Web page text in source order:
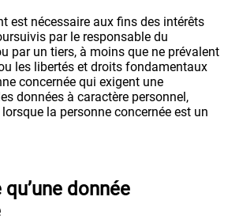
est nécessaire aux fins des intérêts
par le responsable du
par un tiers, à moins que ne prévalent
les libertés et droits fondamentaux
concernée qui exigent une
données à caractère personnel,
la personne concernée est un
qu’une donnée